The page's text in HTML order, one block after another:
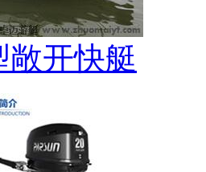
敞开快艇